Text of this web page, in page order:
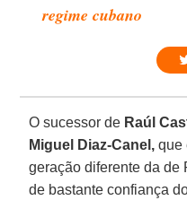
regime cubano
O sucessor de Raúl
Miguel Diaz-Canel, que
geração diferente da de
de bastante confiança